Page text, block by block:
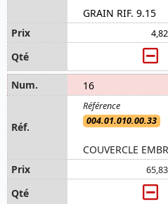
GRAIN RIF. 9.15
16
004.01.010.00.33
COUVERCLE